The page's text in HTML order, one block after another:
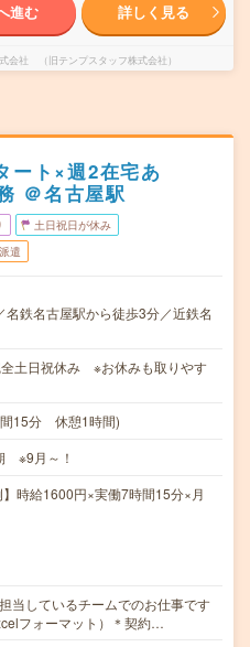
進む 詳しく見る
会社 （旧テンプスタッフ株式会社）
ート×週2在宅あ
＠名古屋駅
土日祝日が休み
派遣
鉄名古屋駅から徒歩3分／近鉄名
土日祝休み ※お休みも取りやす
15分 休憩1時間)
※9月～！
時給1600円×実働7時間15分×月
当しているチームでのお仕事です
フォーマット）＊契約…